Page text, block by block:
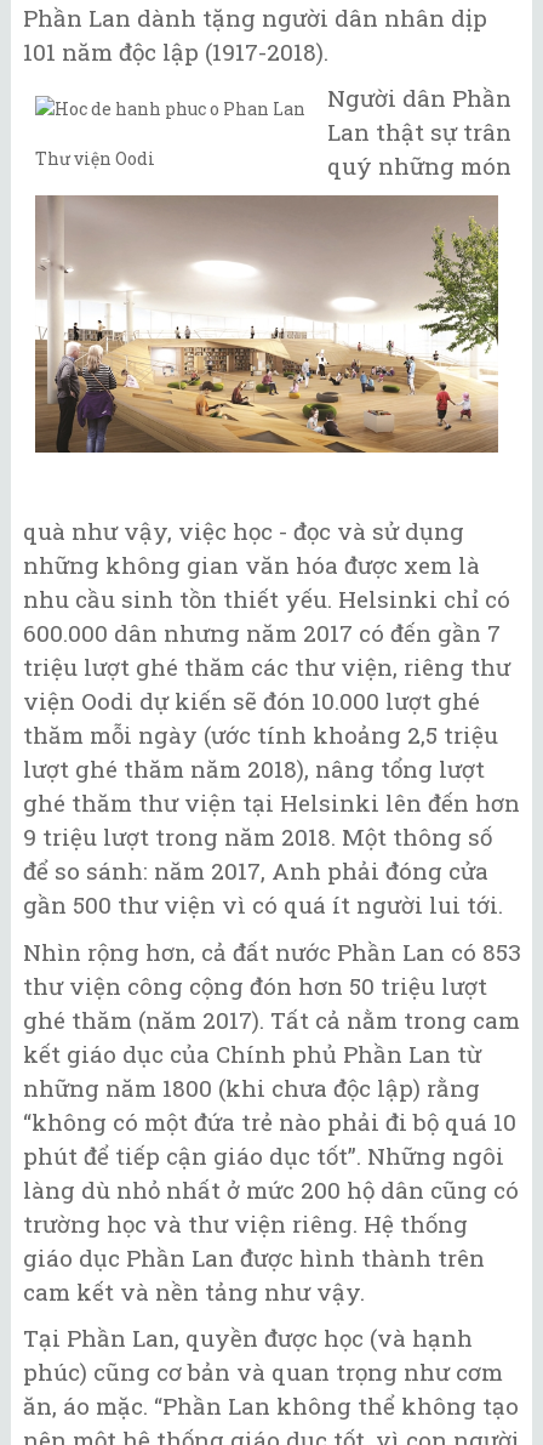
Phần Lan dành tặng người dân nhân dịp
101 năm độc lập (1917-2018).
Thư viện Oodi
Người dân Phần
Lan thật sự trân
quý những món
quà như vậy, việc học - đọc và sử dụng
những không gian văn hóa được xem là
nhu cầu sinh tồn thiết yếu. Helsinki chỉ có
600.000 dân nhưng năm 2017 có đến gần 7
triệu lượt ghé thăm các thư viện, riêng thư
viện Oodi dự kiến sẽ đón 10.000 lượt ghé
thăm mỗi ngày (ước tính khoảng 2,5 triệu
lượt ghé thăm năm 2018), nâng tổng lượt
ghé thăm thư viện tại Helsinki lên đến hơn
9 triệu lượt trong năm 2018. Một thông số
để so sánh: năm 2017, Anh phải đóng cửa
gần 500 thư viện vì có quá ít người lui tới.
Nhìn rộng hơn, cả đất nước Phần Lan có 853
thư viện công cộng đón hơn 50 triệu lượt
ghé thăm (năm 2017). Tất cả nằm trong cam
kết giáo dục của Chính phủ Phần Lan từ
những năm 1800 (khi chưa độc lập) rằng
“không có một đứa trẻ nào phải đi bộ quá 10
phút để tiếp cận giáo dục tốt”. Những ngôi
làng dù nhỏ nhất ở mức 200 hộ dân cũng có
trường học và thư viện riêng. Hệ thống
giáo dục Phần Lan được hình thành trên
cam kết và nền tảng như vậy.
Tại Phần Lan, quyền được học (và hạnh
phúc) cũng cơ bản và quan trọng như cơm
ăn, áo mặc. “Phần Lan không thể không tạo